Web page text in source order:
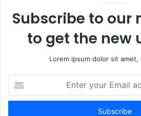
Subscribe to our
to get the new
Lorem ipsum dolor sit
Enter
your
Email